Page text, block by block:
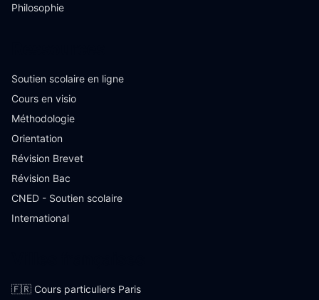
Philosophie
Soutien scolaire en ligne
Cours en visio
Méthodologie
Orientation
Révision Brevet
Révision Bac
CNED - Soutien scolaire
International
🇫🇷 Cours particuliers Paris